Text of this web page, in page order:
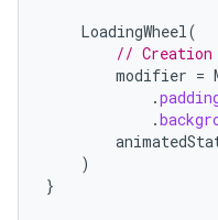
LoadingWheel(
//
modifier =
.
.
)
}